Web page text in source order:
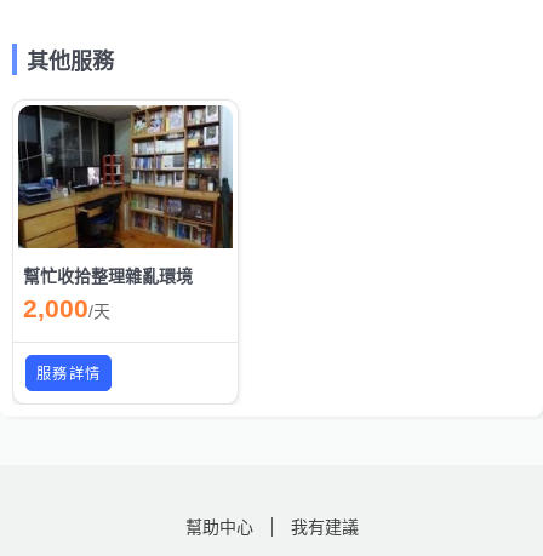
其他服務
幫忙收拾整理雜亂環境
2,000/天
服務詳情
幫助中心 我有建議